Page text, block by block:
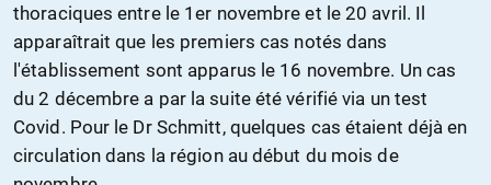
thoraciques entre le 1er novembre et le 20 avril. Il
apparaîtrait que les premiers cas notés dans
l'établissement sont apparus le 16 novembre. Un cas
du 2 décembre a par la suite été vérifié via un test
Covid. Pour le Dr Schmitt, quelques cas étaient déjà en
circulation dans la région au début du mois de